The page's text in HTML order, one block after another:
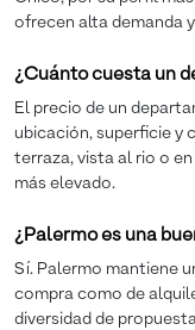
ofrecen alta demanda
¿Cuánto cuesta un
El precio de un
ubicación, superficie y
terraza, vista al rio o
más elevado.
¿Palermo es una
Sí. Palermo mantiene
compra como de
diversidad de